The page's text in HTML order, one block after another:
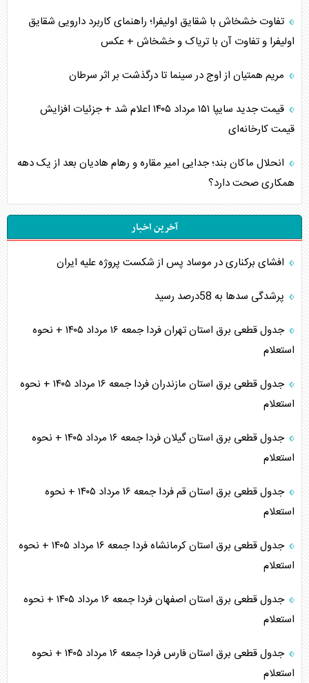
تفاوت خشخاش با شقایق اولیفرا؛ راهنمای کاربرد دارویی شقایق
اولیفرا و تفاوت آن با تریاک و خشخاش + عکس
مریم همتیان از اوج در سینما تا درگذشت بر اثر سرطان
قیمت جدید سایپا ۱۵۱ مرداد ۱۴۰۵ اعلام شد + جزئیات افزایش
قیمت کارخانه‌ای
انحلال ماکان بند؛ جدایی امیر مقاره و رهام هادیان بعد از یک دهه
همکاری صحت دارد؟
آخرین اخبار
افشای برکناری در موساد پس از شکست پروژه علیه ایران
پرشدگی سدها به 58درصد رسید
جدول قطعی برق استان تهران فردا جمعه ۱۶ مرداد ۱۴۰۵ + نحوه
استعلام
جدول قطعی برق استان مازندران فردا جمعه ۱۶ مرداد ۱۴۰۵ + نحوه
استعلام
جدول قطعی برق استان گیلان فردا جمعه ۱۶ مرداد ۱۴۰۵ + نحوه
استعلام
جدول قطعی برق استان قم فردا جمعه ۱۶ مرداد ۱۴۰۵ + نحوه
استعلام
جدول قطعی برق استان کرمانشاه فردا جمعه ۱۶ مرداد ۱۴۰۵ + نحوه
استعلام
جدول قطعی برق استان اصفهان فردا جمعه ۱۶ مرداد ۱۴۰۵ + نحوه
استعلام
جدول قطعی برق استان فارس فردا جمعه ۱۶ مرداد ۱۴۰۵ + نحوه
استعلام